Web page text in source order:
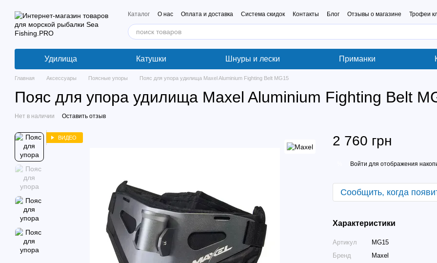
Каталог О нас Оплата и доставка Система скидок Контакты Блог Отзывы о магазине Трофеи
Удилища Катушки Шнуры и лески Приманки
Главная Аксессуары Поясные упоры Пояс для упора удилища Maxel Aluminium Fighting Belt MG15
Пояс для упора удилища Maxel Aluminium Fighting Belt
Нет в наличии Оставить отзыв
ВИДЕО 2 760 грн
Войти для отображения
Сообщить, когда
Характеристики
Артикул
MG15
Бренд
Maxel